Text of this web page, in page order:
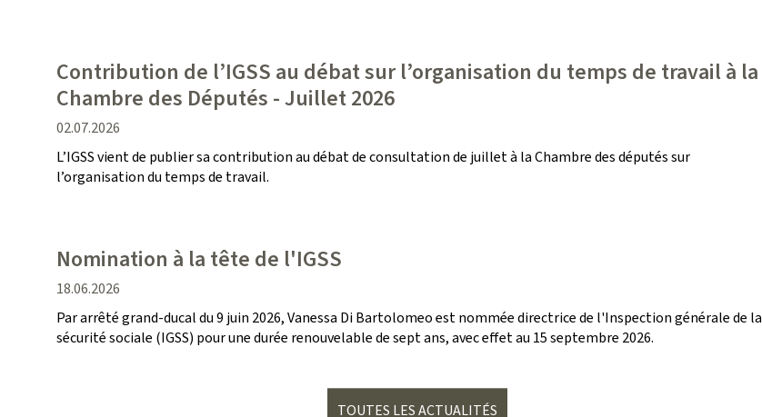
Contribution de l’IGSS au débat sur l’organisation du temps de travail à la
Chambre des Députés - Juillet 2026
date
de
publication
02.07.2026
L’IGSS vient de publier sa contribution au débat de consultation de juillet à la Chambre des députés sur
l’organisation du temps de travail.
Nomination à la tête de l'IGSS
date
de
publication
18.06.2026
Par arrêté grand-ducal du 9 juin 2026, Vanessa Di Bartolomeo est nommée directrice de l'Inspection générale de la
sécurité sociale (IGSS) pour une durée renouvelable de sept ans, avec effet au 15 septembre 2026.
TOUTES LES ACTUALITÉS